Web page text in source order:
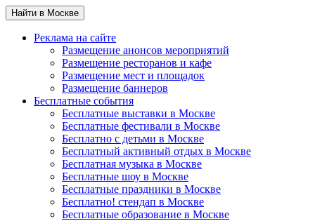
Найти в Москве
Реклама на сайте
Размещение анонсов мероприятий
Размещение ресторанов и кафе
Размещение мест и площадок
Размещение баннеров
Бесплатные события
Бесплатные выставки в Москве
Бесплатные фестивали в Москве
Бесплатно с детьми в Москве
Бесплатный активный отдых в Москве
Бесплатная музыка в Москве
Бесплатные шоу в Москве
Бесплатные праздники в Москве
Бесплатно! стендап в Москве
Бесплатные образование в Москве